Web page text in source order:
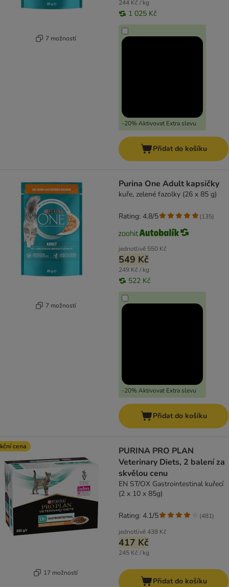
7 možností
244 Kč / kg
1 025 Kč
-20% Aktivovat Extra slevu
Přidat do košíku
7 možností
Purina One Adult kapsičky
kuře, zelené fazolky (26 x 85 g)
jednotlivě 550 Kč
549 Kč
249 Kč / kg
522 Kč
-20% Aktivovat Extra slevu
Rating: 4.8/5 (135)
Přidat do košíku
cena
17 možností
PURINA PRO PLAN
Veterinary Diets, 2 balení za
skvělou cenu
EN ST/OX Gastrointestinal kuřecí
(2 x 10 x 85g)
jednotlivě438 Kč
417 Kč
245 Kč / kg
Rating: 4.1/5 (481)
Přidat do košíku